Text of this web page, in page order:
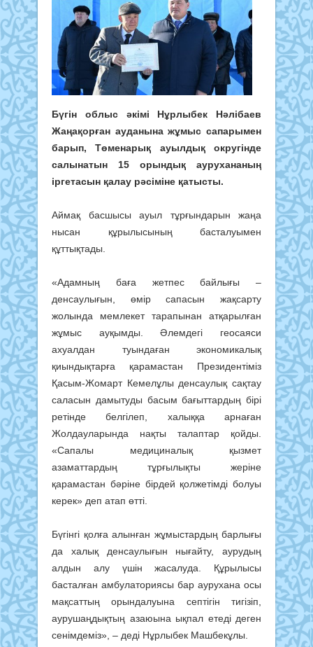
Бүгін облыс әкімі Нұрлыбек Нәлібаев
Жаңақорған ауданына жұмыс сапарымен
барып, Төменарық ауылдық округінде
салынатын 15 орындық аурухананың
іргетасын қалау рәсіміне қатысты.
Аймақ басшысы ауыл тұрғындарын жаңа
нысан құрылысының басталуымен
құттықтады.
«Адамның баға жетпес байлығы –
денсаулығын, өмір сапасын жақсарту
жолында мемлекет тарапынан атқарылған
жұмыс ауқымды. Әлемдегі геосаяси
ахуалдан туындаған экономикалық
қиындықтарға қарамастан Президентіміз
Қасым-Жомарт Кемелұлы денсаулық сақтау
саласын дамытуды басым бағыттардың бірі
ретінде белгілеп, халыққа арнаған
Жолдауларында нақты талаптар қойды.
«Сапалы медициналық қызмет
азаматтардың тұрғылықты жеріне
қарамастан бәріне бірдей қолжетімді болуы
керек» деп атап өтті.
Бүгінгі қолға алынған жұмыстардың барлығы
да халық денсаулығын нығайту, аурудың
алдын алу үшін жасалуда. Құрылысы
басталған амбулаториясы бар аурухана осы
мақсаттың орындалуына септігін тигізіп,
аурушаңдықтың азаюына ықпал етеді деген
сенімдеміз», – деді Нұрлыбек Машбекұлы.